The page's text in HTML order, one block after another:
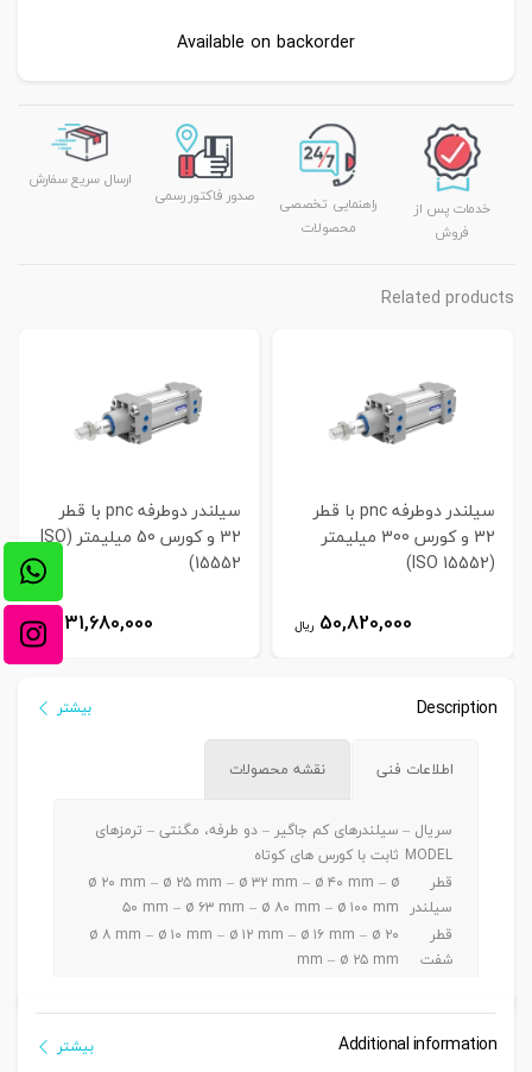
Available on backorder
خدمات پس از
فروش
راهنمایی تخصصی
محصولات
صدور فاکتور رسمی
ارسال سریع سفارش
Related products
سیلندر دوطرفه pnc با قطر
32 و کورس 300 میلیمتر
(ISO 15552)
50,820,000 ریال
سیلندر دوطرفه pnc با قطر
32 و کورس 50 میلیمتر (ISO
15552)
31,680,000 ریال
Description بیشتر
اطلاعات فنی نقشه محصولات
سریال –
MODEL
سیلندرهای کم جاگیر – دو طرفه، مگنتی – ترمزهای
ثابت با کورس های کوتاه
قطر
سیلندر
ø ۲۰ mm – ø ۲۵ mm – ø ۳۲ mm – ø ۴۰ mm – ø
۵۰ mm – ø ۶۳ mm – ø ۸۰ mm – ø ۱۰۰ mm
قطر
شفت
ø ۸ mm – ø ۱۰ mm – ø ۱۲ mm – ø ۱۶ mm – ø ۲۰
mm – ø ۲۵ mm
~ 50 mm / ø ۶۳-۸۰-۱۰۰mm a 5 ~ 100 mm
دنده
دنده ماندگی ,دنده نریAdditional information بیشتر